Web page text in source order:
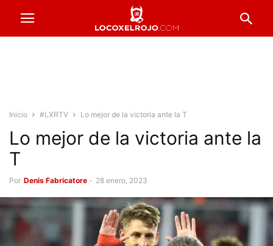
Inicio #LXRTV Lo mejor de la victoria ante la T
Lo mejor de la victoria ante la
T
Por Denis Fabricatore - 28 enero, 2023